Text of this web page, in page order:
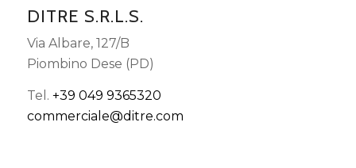
DITRE S.R.L.S.
Via Albare, 127/B
Piombino Dese (PD)
Tel. +39 049 9365320
commerciale@ditre.com